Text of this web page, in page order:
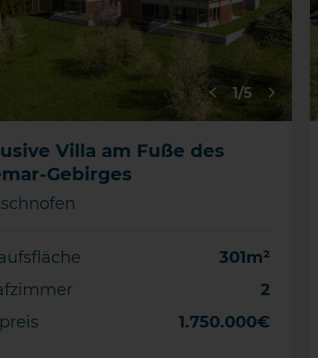
1/5
Villa am Fuße des
Gebirges
301m²
2
1.750.000€